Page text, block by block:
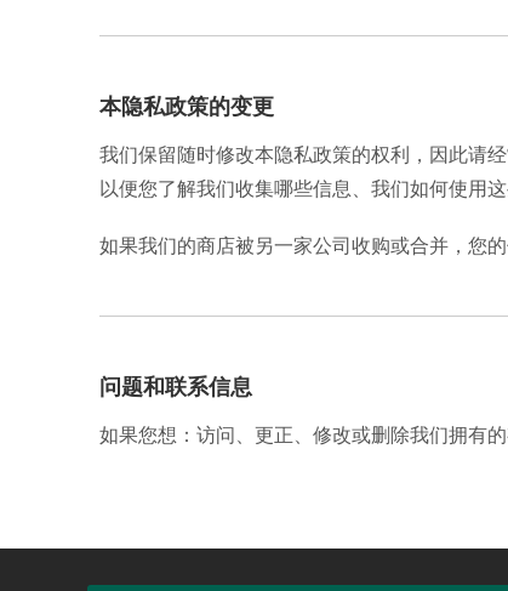
本隐私政策的变更
我们保留随时修改本隐私政策的权利，因此请
以便您了解我们收集哪些信息、我们如何使用
如果我们的商店被另一家公司收购或合并，您
问题和联系信息
如果您想：访问、更正、修改或删除我们拥有